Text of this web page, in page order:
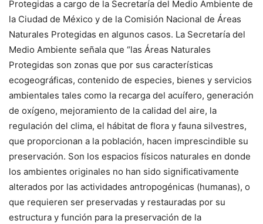
Protegidas a cargo de la Secretaría del Medio Ambiente de
la Ciudad de México y de la Comisión Nacional de Áreas
Naturales Protegidas en algunos casos. La Secretaría del
Medio Ambiente señala que “las Áreas Naturales
Protegidas son zonas que por sus características
ecogeográficas, contenido de especies, bienes y servicios
ambientales tales como la recarga del acuífero, generación
de oxígeno, mejoramiento de la calidad del aire, la
regulación del clima, el hábitat de flora y fauna silvestres,
que proporcionan a la población, hacen imprescindible su
preservación. Son los espacios físicos naturales en donde
los ambientes originales no han sido significativamente
alterados por las actividades antropogénicas (humanas), o
que requieren ser preservadas y restauradas por su
estructura y función para la preservación de la